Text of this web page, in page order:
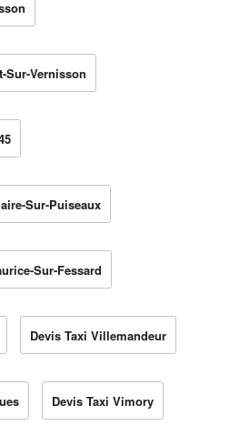
Sur-Vernisson
Sur-Puiseaux
Sur-Fessard
Devis Taxi Villemandeur
Devis Taxi Vimory